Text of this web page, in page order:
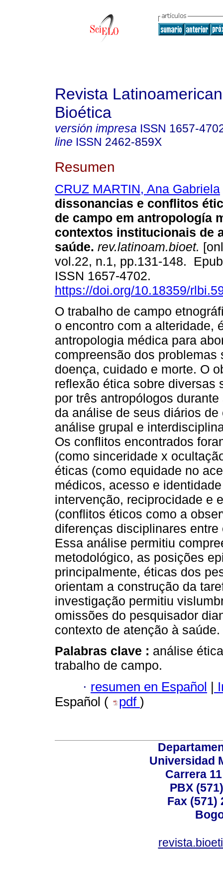
Revista
Bioética
versión impresa ISSN 1657-
line ISSN 2462-859X
Resumen
CRUZ MARTIN, Ana Gabriela
dissonancias e conflitos
de campo em antropología
contextos institucionais de
saúde. rev.latinoam.bioet.
vol.22, n.1, pp.131-148.
ISSN 1657-4702.
https://doi.org/10.18359/
O trabalho de campo
o encontro com a alteridade,
antropologia médica para
compreensão dos
doença, cuidado e morte. O
reflexão ética sobre diversas
por três antropólogos
da análise de seus diários
análise grupal e
Os conflitos encontrados
(como sinceridade x
éticas (como equidade no
médicos, acesso e
intervenção, reciprocidade e
(conflitos éticos como a
diferenças disciplinares
Essa análise permitiu
metodológico, as posições
principalmente, éticas dos
orientam a construção da
investigação permitiu
omissões do pesquisador
contexto de atenção à saúde.
Palabras clave : análise
trabalho de campo.
· resumen en Español |
Español (
pdf )
Universidad
Carrera
PBX
Fax (571)